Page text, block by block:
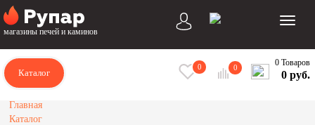
магазины печей и каминов
Каталог
0 0 0 Товаров
0 руб.
Главная
Каталог